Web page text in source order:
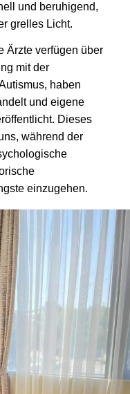
und beruhigend,
grelles Licht.
Ärzte verfügen über
mit der
haben
und eigene
Dieses
während der
einzugehen.